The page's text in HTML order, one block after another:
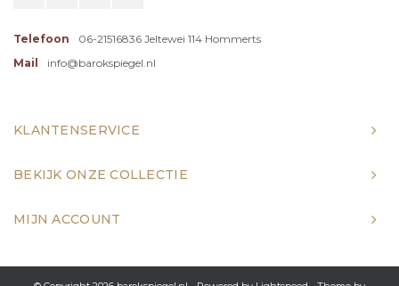
Telefoon
06-21516836 Jeltewei 114 Hommerts
Mail
info@barokspiegel.nl
KLANTENSERVICE
BEKIJK ONZE COLLECTIE
MIJN ACCOUNT